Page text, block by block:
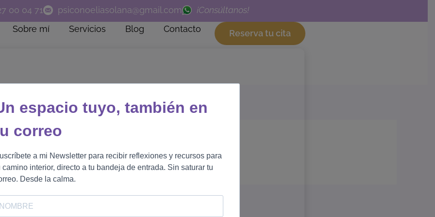
00 04 71 psiconoeliasolana@gmail.com
¡Consúltanos!
Sobre mí Servicios Blog Contacto Reserva tu cita
espacio tuyo, también en
correo
a mi Newsletter para recibir reflexiones y recursos para
camino interior, directo a tu bandeja de entrada. Sin saturar tu
Desde la calma.